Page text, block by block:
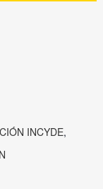
INCYDE,